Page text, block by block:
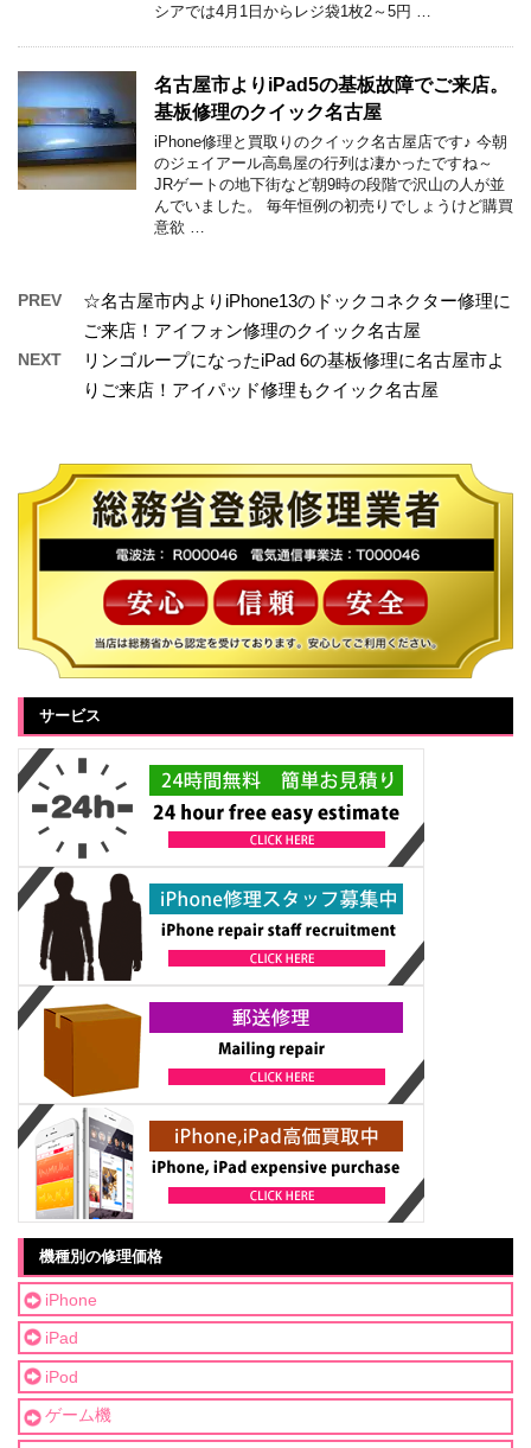
シアでは4月1日からレジ袋1枚2～5円 …
名古屋市よりiPad5の基板故障でご来店。
基板修理のクイック名古屋
iPhone修理と買取りのクイック名古屋店です♪ 今朝
のジェイアール高島屋の行列は凄かったですね～
JRゲートの地下街など朝9時の段階で沢山の人が並
んでいました。 毎年恒例の初売りでしょうけど購買
意欲 …
PREV
☆名古屋市内よりiPhone13のドックコネクター修理に
ご来店！アイフォン修理のクイック名古屋
NEXT
リンゴループになったiPad 6の基板修理に名古屋市よ
りご来店！アイパッド修理もクイック名古屋
サービス
機種別の修理価格
iPhone
iPad
iPod
ゲーム機